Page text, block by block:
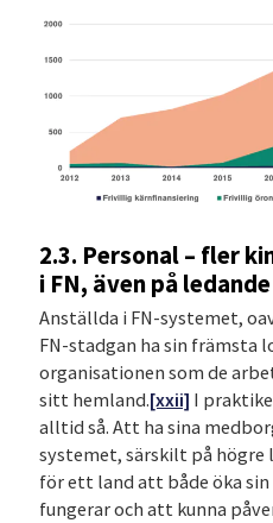
2.3. Personal – fler
i FN, även på
Anställda i FN-systemet,
FN-stadgan ha sin främsta
organisationen som de
sitt hemland.[xxii] I
alltid så. Att ha sina
systemet, särskilt på
för ett land att både öka
fungerar och att kunna